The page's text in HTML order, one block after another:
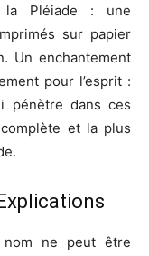
la Pléiade : une
sur papier
Un enchantement
pour l’esprit :
pénètre dans ces
et la plus
nom ne peut être